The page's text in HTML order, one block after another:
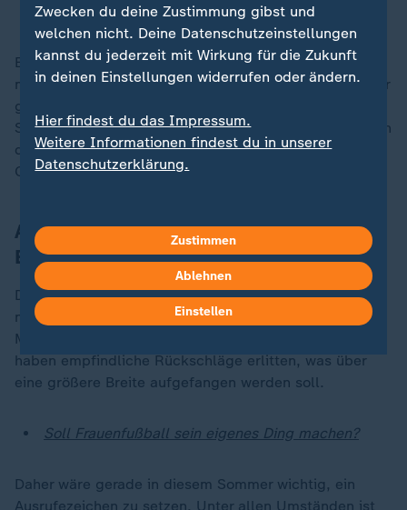
Christian Wück, Bundestrainer
Er könne nicht sagen, was "die nervliche Anspannung"
mit seinen Spielerinnen mache, die noch nie ein Turnier
gespielt haben, merkt Wück an. Es ist das einzige
Statement bei der Pressekonferenz vom Donnerstag, in
dem kleine Zweifel mitschwingen. Ansonsten lebt der
Chefcoach Überzeugung vor.
Auch der DFB sehnt sich nach einem
Erfolgserlebnis
Der DFB sehnt sich nach Olympia-Bronze von Paris
nach dem nächsten Erfolgserlebnis, damit mehr
Mädchen in die Vereine strömen. Die Nachwuchsteams
haben empfindliche Rückschläge erlitten, was über
eine größere Breite aufgefangen werden soll.
Soll Frauenfußball sein eigenes Ding machen?
Daher wäre gerade in diesem Sommer wichtig, ein
Ausrufezeichen zu setzen. Unter allen Umständen ist
Zwecken du deine Zustimmung gibst und
welchen nicht. Deine Datenschutzeinstellungen
kannst du jederzeit mit Wirkung für die Zukunft
in deinen Einstellungen widerrufen oder ändern.
Hier findest du das Impressum.
Weitere Informationen findest du in unserer
Datenschutzerklärung.
Zustimmen
Ablehnen
Einstellen